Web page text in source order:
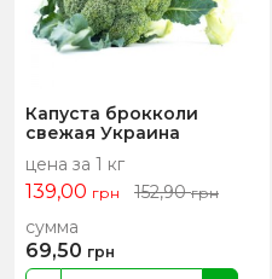
Капуста брокколи
свежая Украина
цена за 1 кг
139,00 грн 152,90грн
сумма
69,50 грн